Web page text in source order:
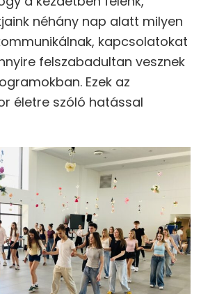
néhány nap alatt milyen
kapcsolatokat
felszabadultan vesznek
Ezek az
életre szóló hatással